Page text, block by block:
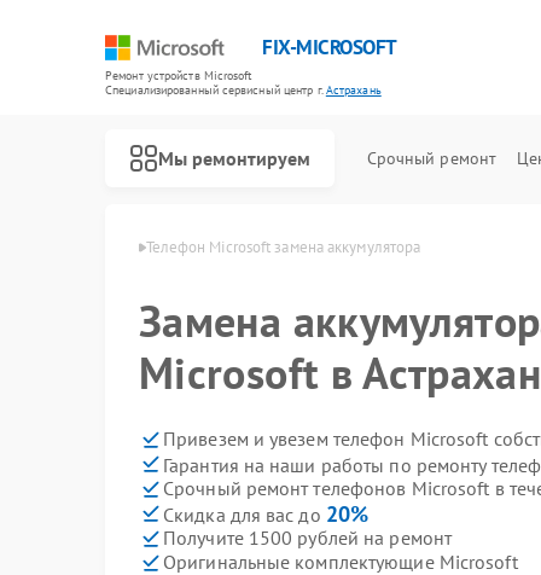
FIX-MICROSOFT
Ремонт устройств Microsoft
Специализированный cервисный центр г.Астрахань
Мы ремонтируем Срочный ремонт
Телефон Microsoft замена аккумулятора
Замена
Microsoft в
Привезем и увезем телефон Microsoft
Гарантия на наши работы по ремонту
Срочный ремонт телефонов Microsoft в
Скидка для вас до 20%
Получите 1500 рублей на ремонт
Оригинальные комплектующие Microsoft